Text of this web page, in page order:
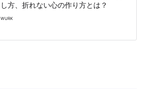
し方、折れない心の作り方とは？
WURK